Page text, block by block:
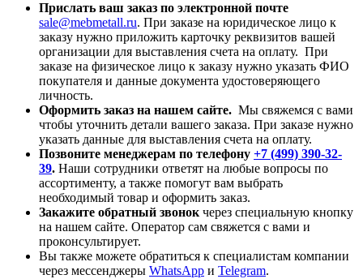
Прислать ваш заказ по электронной почте
sale@mebmetall.ru. При заказе на юридическое лицо к
заказу нужно приложить карточку реквизитов вашей
организации для выставления счета на оплату. При
заказе на физическое лицо к заказу нужно указать ФИО
покупателя и данные документа удостоверяющего
личность.
Оформить заказ на нашем сайте. Мы свяжемся с вами
чтобы уточнить детали вашего заказа. При заказе нужно
указать данные для выставления счета на оплату.
Позвоните менеджерам по телефону +7 (499) 390-32-
39. Наши сотрудники ответят на любые вопросы по
ассортименту, а также помогут вам выбрать
необходимый товар и оформить заказ.
Закажите обратный звонок через специальную кнопку
на нашем сайте. Оператор сам свяжется с вами и
проконсультирует.
Вы также можете обратиться к специалистам компании
через мессенджеры WhatsApp и Telegram.